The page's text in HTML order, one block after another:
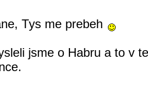
Tys me prebeh
jsme o Habru a to v